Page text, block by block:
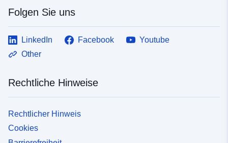
Folgen Sie uns
LinkedIn Facebook
Youtube
Other
Rechtliche Hinweise
Rechtlicher Hinweis
Cookies